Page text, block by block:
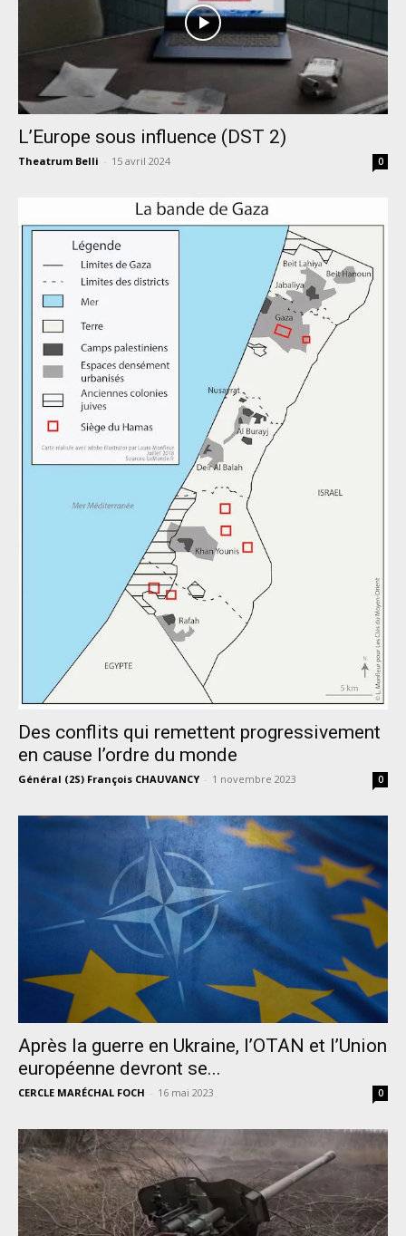
L’Europe sous influence (DST 2)
Theatrum Belli - 15 avril 2024 0
Des conflits qui remettent progressivement
en cause l’ordre du monde
Général (2S) François CHAUVANCY - 1 novembre 2023 0
Après la guerre en Ukraine, l’OTAN et l’Union
européenne devront se...
CERCLE MARÉCHAL FOCH - 16 mai 2023 0